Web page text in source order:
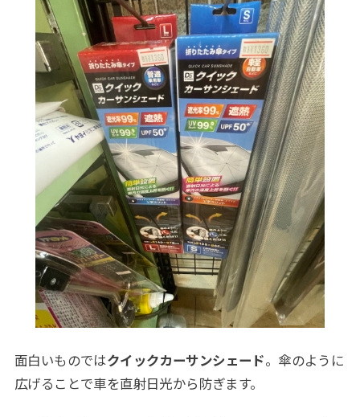
面白いものではクイックカーサンシェード。傘のように
広げることで車を直射日光から防ぎます。